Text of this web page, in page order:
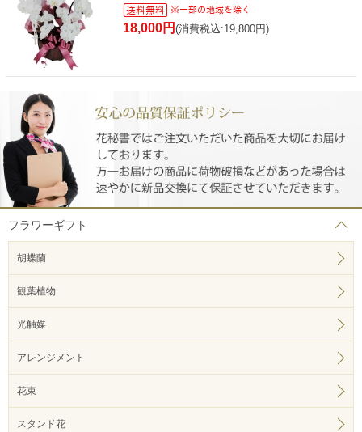
18,000円 (消費税込:19,800円)
フラワーギフト
胡蝶蘭
観葉植物
光触媒
アレンジメント
花束
スタンド花